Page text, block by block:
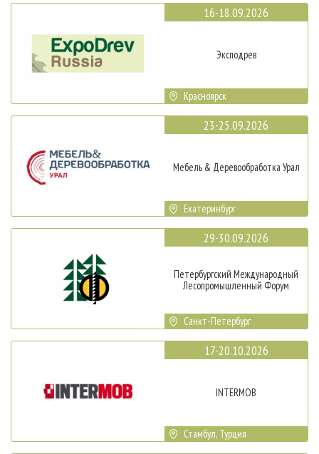
16-18.09.2026
Эксподрев
Красноярск
23-25.09.2026
Мебель & Деревообработка Урал
Екатеринбург
29-30.09.2026
Петербургский Международный
Лесопромышленный Форум
Санкт-Петербург
17-20.10.2026
INTERMOB
Стамбул, Турция